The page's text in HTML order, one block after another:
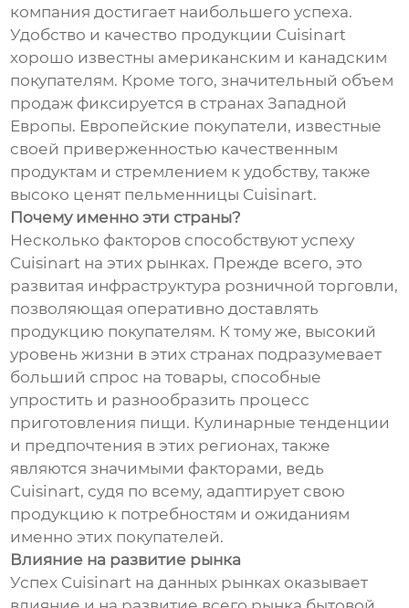
компания достигает наибольшего успеха.
Удобство и качество продукции Cuisinart
хорошо известны американским и канадским
покупателям. Кроме того, значительный объем
продаж фиксируется в странах Западной
Европы. Европейские покупатели, известные
своей приверженностью качественным
продуктам и стремлением к удобству, также
высоко ценят пельменницы Cuisinart.
Почему именно эти страны?
Несколько факторов способствуют успеху
Cuisinart на этих рынках. Прежде всего, это
развитая инфраструктура розничной торговли,
позволяющая оперативно доставлять
продукцию покупателям. К тому же, высокий
уровень жизни в этих странах подразумевает
больший спрос на товары, способные
упростить и разнообразить процесс
приготовления пищи. Кулинарные тенденции
и предпочтения в этих регионах, также
являются значимыми факторами, ведь
Cuisinart, судя по всему, адаптирует свою
продукцию к потребностям и ожиданиям
именно этих покупателей.
Влияние на развитие рынка
Успех Cuisinart на данных рынках оказывает